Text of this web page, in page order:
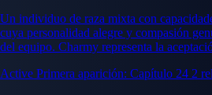
Un individuo de raza mixta con
cuya personalidad alegre y compasión
del equipo. Charmy representa la
Active Primera aparición: Capítulo 24 2